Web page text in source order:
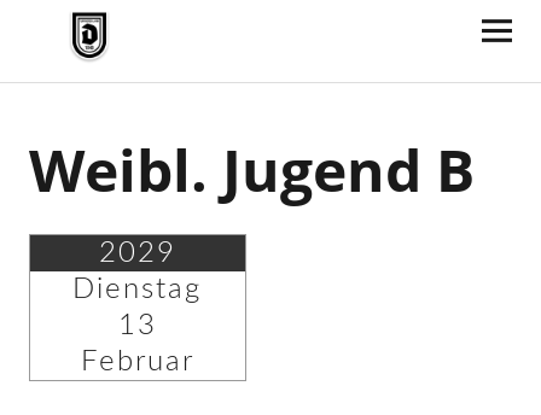
TV Jahn Duderstadt
Weibl. Jugend B
2029
Dienstag
13
Februar